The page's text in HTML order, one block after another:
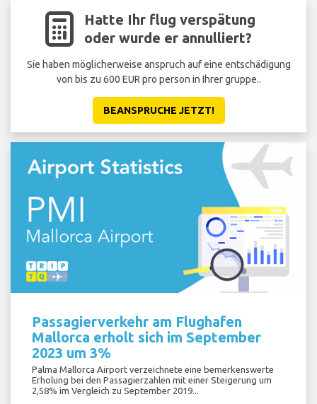
Hatte Ihr flug verspätung
oder wurde er annulliert?
Sie haben möglicherweise anspruch auf eine entschädigung
von bis zu 600 EUR pro person in Ihrer gruppe..
BEANSPRUCHE JETZT!
Passagierverkehr am Flughafen
Mallorca erholt sich im September
2023 um 3%
Palma Mallorca Airport verzeichnete eine bemerkenswerte
Erholung bei den Passagierzahlen mit einer Steigerung um
2,58% im Vergleich zu September 2019...